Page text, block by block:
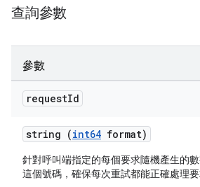
查詢參數
參數
requestId
string (int64 format)
針對呼叫端指定的每個要求隨機產生的
這個號碼，確保每次重試都能正確處理要